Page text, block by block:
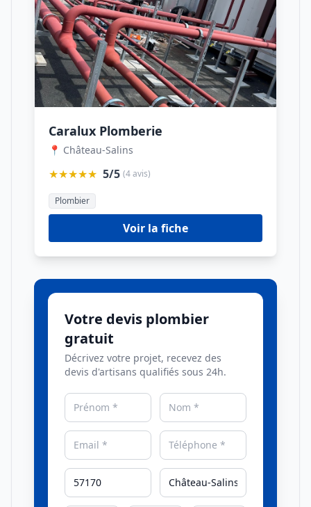
Caralux Plomberie
📍 Château-Salins
★★★★★ 5/5 (4 avis)
Plombier
Voir la fiche
Votre devis plombier
gratuit
Décrivez votre projet, recevez des
devis d'artisans qualifiés sous 24h.